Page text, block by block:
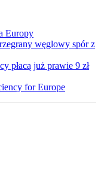
Europy
węglowy spór z
płacą już prawie 9 zł
for Europe